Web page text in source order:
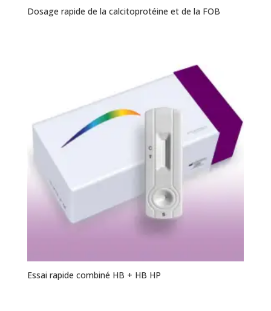
Dosage rapide de la calcitoprotéine et de la FOB
Essai rapide combiné HB + HB HP